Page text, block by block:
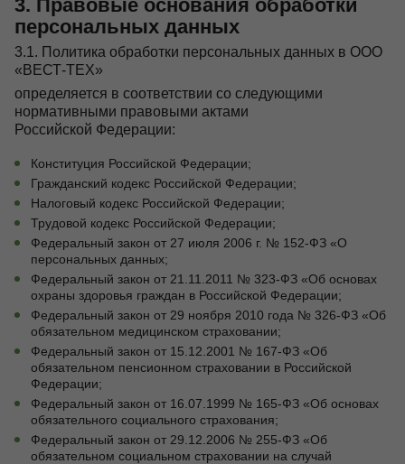
3. Правовые основания обработки
персональных данных
3.1. Политика обработки персональных данных в ООО
«ВЕСТ-ТЕХ»
определяется в соответствии со следующими
нормативными правовыми актами
Российской Федерации:
Конституция Российской Федерации;
Гражданский кодекс Российской Федерации;
Налоговый кодекс Российской Федерации;
Трудовой кодекс Российской Федерации;
Федеральный закон от 27 июля 2006 г. № 152-ФЗ «О
персональных данных;
Федеральный закон от 21.11.2011 № 323-ФЗ «Об основах
охраны здоровья граждан в Российской Федерации;
Федеральный закон от 29 ноября 2010 года № 326-ФЗ «Об
обязательном медицинском страховании;
Федеральный закон от 15.12.2001 № 167-ФЗ «Об
обязательном пенсионном страховании в Российской
Федерации;
Федеральный закон от 16.07.1999 № 165-ФЗ «Об основах
обязательного социального страхования;
Федеральный закон от 29.12.2006 № 255-ФЗ «Об
обязательном социальном страховании на случай